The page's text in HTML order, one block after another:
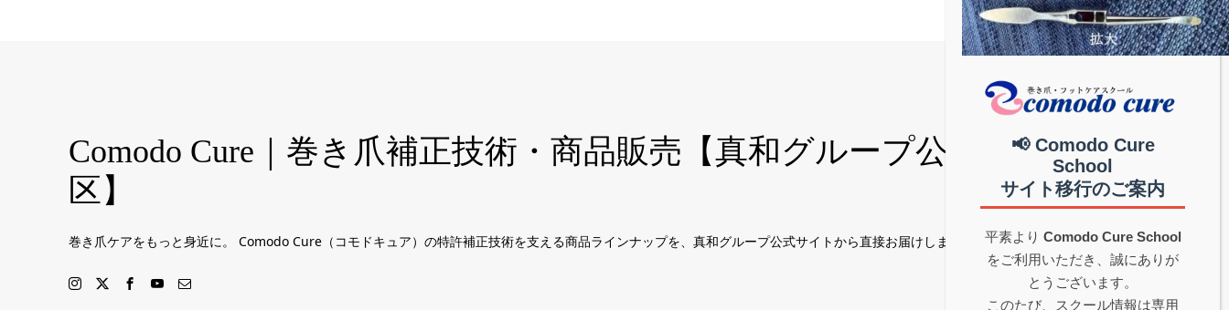
Comodo Cure｜巻き爪補正技術・商品販売【真和グループ公式│中部地
区】
巻き爪ケアをもっと身近に。 Comodo Cure（コモドキュア）の特許補正技術を支える商品ラインナップを、真和グループ公式サイトから直接お届けします。
📢 Comodo Cure
School
サイト移行のご案内
平素より Comodo Cure School
をご利用いただき、誠にありが
とうございます。
このたび、スクール情報は専用